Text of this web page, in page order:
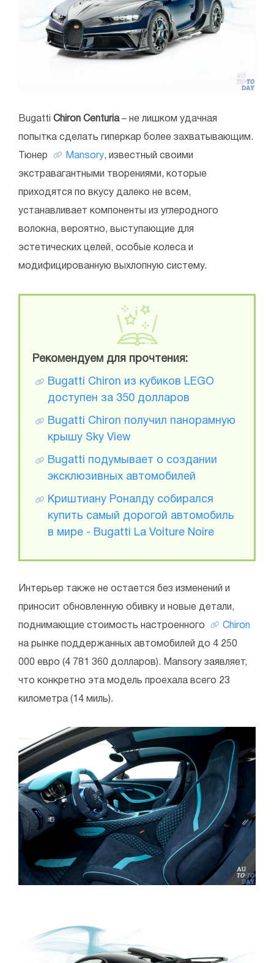
Bugatti Chiron Centuria– не лишком удачная
попытка сделать гиперкар более захватывающим.
Тюнер Mansory, известный своими
экстравагантными творениями, которые
приходятся по вкусу далеко не всем,
устанавливает компоненты из углеродного
волокна, вероятно, выступающие для
эстетических целей, особые колеса и
модифицированную выхлопную систему.
Рекомендуем для прочтения:
Bugatti Chiron из кубиков LEGO
доступен за 350 долларов
Bugatti Chiron получил панорамную
крышу Sky View
Bugatti подумывает о создании
эксклюзивных автомобилей
Криштиану Роналду собирался
купить самый дорогой автомобиль
в мире - Bugatti La Voiture Noire
Интерьер также не остается без изменений и
приносит обновленную обивку и новые детали,
поднимающие стоимость настроенного Chiron
на рынке поддержанных автомобилей до 4 250
000 евро (4 781 360 долларов). Mansory заявляет,
что конкретно эта модель проехала всего 23
километра (14 миль).